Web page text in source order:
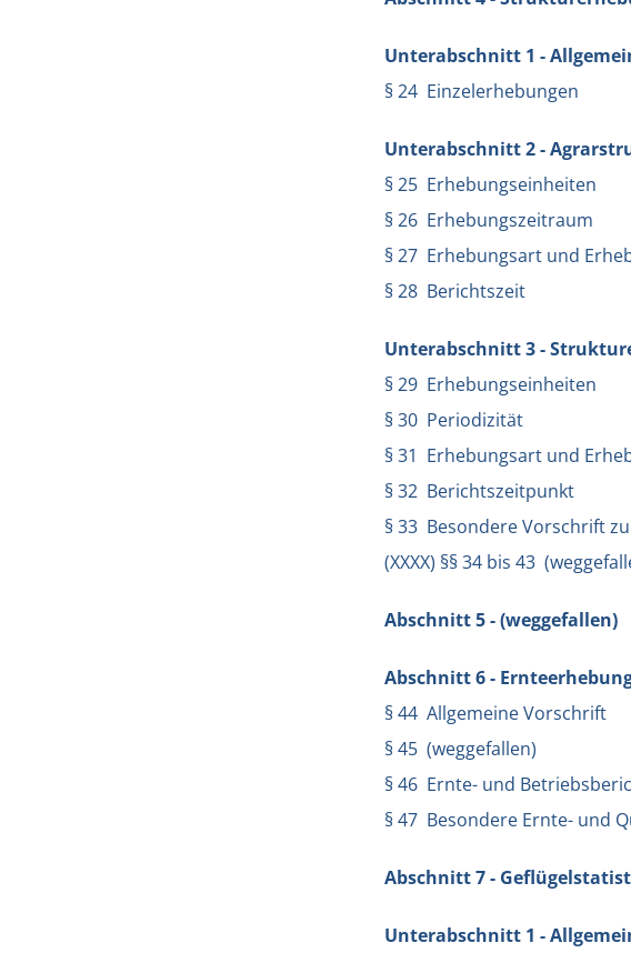
Unterabschnitt 1 -
§ 24 Einzelerhebungen
Unterabschnitt 2 -
§ 25 Erhebungseinheiten
§ 26 Erhebungszeitraum
§ 27 Erhebungsart und
§ 28 Berichtszeit
Unterabschnitt 3 -
§ 29 Erhebungseinheiten
§ 30 Periodizität
§ 31 Erhebungsart und
§ 32 Berichtszeitpunkt
§ 33 Besondere Vorschrift
(XXXX) §§ 34 bis 43
Abschnitt 5 - (weggefallen)
Abschnitt 6 -
§ 44 Allgemeine Vorschrift
§ 45 (weggefallen)
§ 46 Ernte- und
§ 47 Besondere Ernte- und
Abschnitt 7 -
Unterabschnitt 1 -